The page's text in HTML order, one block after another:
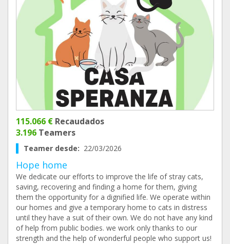
115.066 € Recaudados
3.196 Teamers
Teamer desde: 22/03/2026
Hope home
We dedicate our efforts to improve the life of stray cats,
saving, recovering and finding a home for them, giving
them the opportunity for a dignified life. We operate within
our homes and give a temporary home to cats in distress
until they have a suit of their own. We do not have any kind
of help from public bodies. we work only thanks to our
strength and the help of wonderful people who support us!